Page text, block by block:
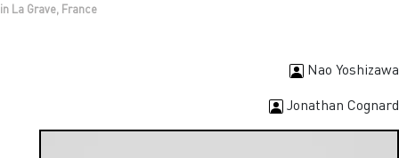
in La Grave, France
Nao Yoshizawa
Jonathan Cognard